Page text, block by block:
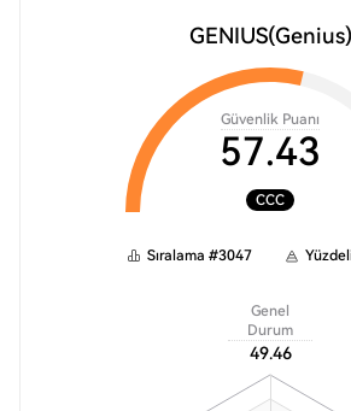
GENIUS(Genius)
Güvenlik Puanı
57.43
CCC
Sıralama #3047
Genel
Durum
49.46